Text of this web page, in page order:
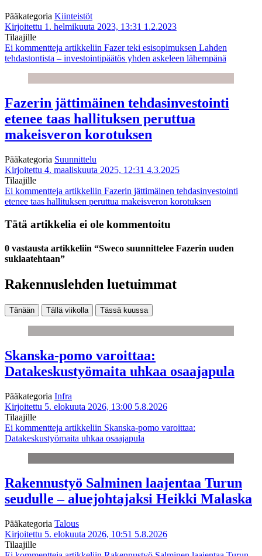
Pääkategoria Kiinteistöt
Kirjoitettu 1. helmikuuta 2023, 13:31 1.2.2023
Tilaajille
Ei kommentteja artikkeliin Fazer teki esisopimuksen Lahden
tehdastontista – investointipäätös yhden askeleen lähempänä
Fazerin jättimäinen tehdasinvestointi
etenee taas hallituksen peruttua
makeisveron korotuksen
Pääkategoria Suunnittelu
Kirjoitettu 4. maaliskuuta 2025, 12:31 4.3.2025
Tilaajille
Ei kommentteja artikkeliin Fazerin jättimäinen tehdasinvestointi
etenee taas hallituksen peruttua makeisveron korotuksen
Tätä artikkelia ei ole kommentoitu
0 vastausta artikkeliin “Sweco suunnittelee Fazerin uuden
suklaatehtaan”
Rakennuslehden luetuimmat
Tänään Tällä viikolla Tässä kuussa
Skanska-pomo varoittaa:
Datakeskustyömaita uhkaa osaajapula
Pääkategoria Infra
Kirjoitettu 5. elokuuta 2026, 13:00 5.8.2026
Tilaajille
Ei kommentteja artikkeliin Skanska-pomo varoittaa:
Datakeskustyömaita uhkaa osaajapula
Rakennustyö Salminen laajentaa Turun
seudulle – aluejohtajaksi Heikki Malaska
Pääkategoria Talous
Kirjoitettu 5. elokuuta 2026, 10:51 5.8.2026
Tilaajille